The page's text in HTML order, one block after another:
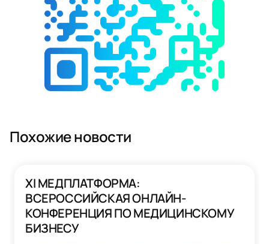
Похожие новости
XI МЕДПЛАТФОРМА:
ВСЕРОССИЙСКАЯ ОНЛАЙН-
КОНФЕРЕНЦИЯ ПО МЕДИЦИНСКОМУ
БИЗНЕСУ